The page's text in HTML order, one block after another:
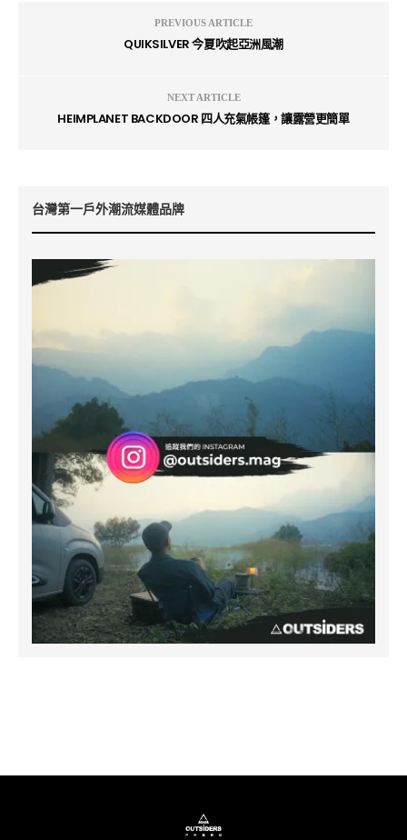
PREVIOUS ARTICLE
QUIKSILVER 今夏吹起亞洲風潮
NEXT ARTICLE
HEIMPLANET BACKDOOR 四人充氣帳篷，讓露營更簡單
台灣第一戶外潮流媒體品牌